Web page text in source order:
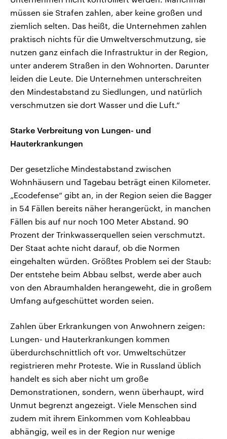
müssen sie Strafen zahlen, aber keine großen und
ziemlich selten. Das heißt, die Unternehmen zahlen
praktisch nichts für die Umweltverschmutzung, sie
nutzen ganz einfach die Infrastruktur in der Region,
unter anderem Straßen in den Wohnorten. Darunter
leiden die Leute. Die Unternehmen unterschreiten
den Mindestabstand zu Siedlungen, und natürlich
verschmutzen sie dort Wasser und die Luft.“
Starke Verbreitung von Lungen- und
Hauterkrankungen
Der gesetzliche Mindestabstand zwischen
Wohnhäusern und Tagebau beträgt einen Kilometer.
„Ecodefense“ gibt an, in der Region seien die Bagger
in 54 Fällen bereits näher herangerückt, in manchen
Fällen bis auf nur noch 100 Meter Abstand. 90
Prozent der Trinkwasserquellen seien verschmutzt.
Der Staat achte nicht darauf, ob die Normen
eingehalten würden. Größtes Problem sei der Staub:
Der entstehe beim Abbau selbst, werde aber auch
von den Abraumhalden herangeweht, die in großem
Umfang aufgeschüttet worden seien.
Zahlen über Erkrankungen von Anwohnern zeigen:
Lungen- und Hauterkrankungen kommen
überdurchschnittlich oft vor. Umweltschützer
registrieren mehr Proteste. Wie in Russland üblich
handelt es sich aber nicht um große
Demonstrationen, sondern, wenn überhaupt, wird
Unmut begrenzt angezeigt. Viele Menschen sind
zudem mit ihrem Einkommen vom Kohleabbau
abhängig, weil es in der Region nur wenige